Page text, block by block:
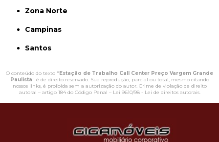
Zona Norte
Campinas
Santos
O conteúdo do texto "Estação de Trabalho Call Center Preço Vargem Grande
Paulista" é de direito reservado. Sua reprodução, parcial ou total, mesmo citando
nossos links, é proibida sem a autorização do autor. Crime de violação de direito
autoral – artigo 184 do Código Penal – Lei 9610/98 - Lei de direitos autorais.